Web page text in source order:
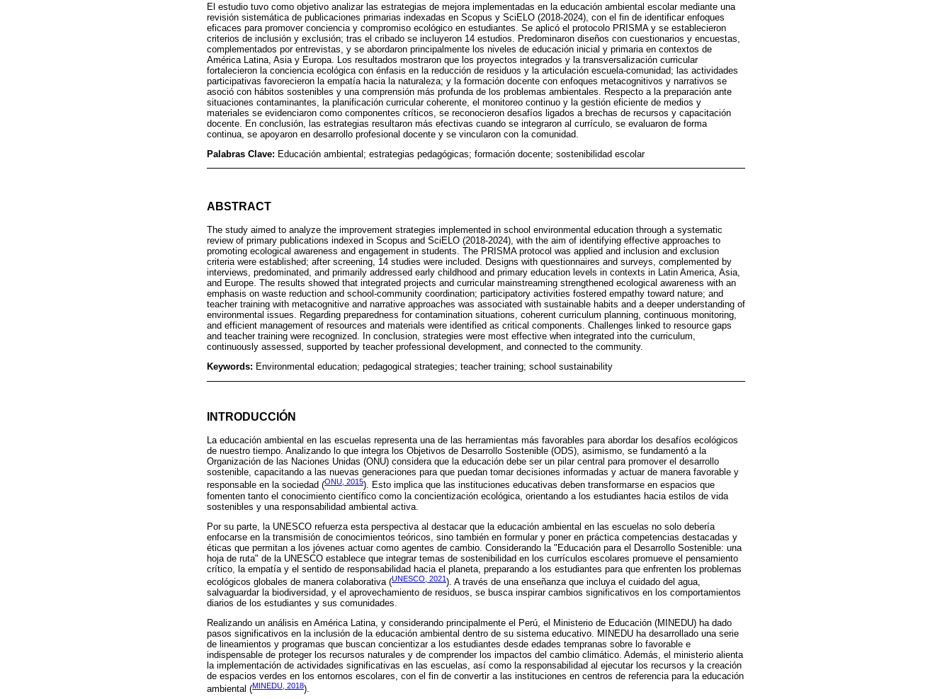
El estudio tuvo como objetivo analizar las estrategias de mejora implementadas en la educación ambiental escolar mediante una
revisión sistemática de publicaciones primarias indexadas en Scopus y SciELO (2018-2024), con el fin de identificar enfoques
eficaces para promover conciencia y compromiso ecológico en estudiantes. Se aplicó el protocolo PRISMA y se establecieron
criterios de inclusión y exclusión; tras el cribado se incluyeron 14 estudios. Predominaron diseños con cuestionarios y encuestas,
complementados por entrevistas, y se abordaron principalmente los niveles de educación inicial y primaria en contextos de
América Latina, Asia y Europa. Los resultados mostraron que los proyectos integrados y la transversalización curricular
fortalecieron la conciencia ecológica con énfasis en la reducción de residuos y la articulación escuela-comunidad; las actividades
participativas favorecieron la empatía hacia la naturaleza; y la formación docente con enfoques metacognitivos y narrativos se
asoció con hábitos sostenibles y una comprensión más profunda de los problemas ambientales. Respecto a la preparación ante
situaciones contaminantes, la planificación curricular coherente, el monitoreo continuo y la gestión eficiente de medios y
materiales se evidenciaron como componentes críticos, se reconocieron desafíos ligados a brechas de recursos y capacitación
docente. En conclusión, las estrategias resultaron más efectivas cuando se integraron al currículo, se evaluaron de forma
continua, se apoyaron en desarrollo profesional docente y se vincularon con la comunidad.
Palabras Clave: Educación ambiental; estrategias pedagógicas; formación docente; sostenibilidad escolar
ABSTRACT
The study aimed to analyze the improvement strategies implemented in school environmental education through a systematic
review of primary publications indexed in Scopus and SciELO (2018-2024), with the aim of identifying effective approaches to
promoting ecological awareness and engagement in students. The PRISMA protocol was applied and inclusion and exclusion
criteria were established; after screening, 14 studies were included. Designs with questionnaires and surveys, complemented by
interviews, predominated, and primarily addressed early childhood and primary education levels in contexts in Latin America, Asia,
and Europe. The results showed that integrated projects and curricular mainstreaming strengthened ecological awareness with an
emphasis on waste reduction and school-community coordination; participatory activities fostered empathy toward nature; and
teacher training with metacognitive and narrative approaches was associated with sustainable habits and a deeper understanding of
environmental issues. Regarding preparedness for contamination situations, coherent curriculum planning, continuous monitoring,
and efficient management of resources and materials were identified as critical components. Challenges linked to resource gaps
and teacher training were recognized. In conclusion, strategies were most effective when integrated into the curriculum,
continuously assessed, supported by teacher professional development, and connected to the community.
Keywords: Environmental education; pedagogical strategies; teacher training; school sustainability
INTRODUCCIÓN
La educación ambiental en las escuelas representa una de las herramientas más favorables para abordar los desafíos ecológicos
de nuestro tiempo. Analizando lo que integra los Objetivos de Desarrollo Sostenible (ODS), asimismo, se fundamentó a la
Organización de las Naciones Unidas (ONU) considera que la educación debe ser un pilar central para promover el desarrollo
sostenible, capacitando a las nuevas generaciones para que puedan tomar decisiones informadas y actuar de manera favorable y
responsable en la sociedad (ONU, 2015). Esto implica que las instituciones educativas deben transformarse en espacios que
fomenten tanto el conocimiento científico como la concientización ecológica, orientando a los estudiantes hacia estilos de vida
sostenibles y una responsabilidad ambiental activa.
Por su parte, la UNESCO refuerza esta perspectiva al destacar que la educación ambiental en las escuelas no solo debería
enfocarse en la transmisión de conocimientos teóricos, sino también en formular y poner en práctica competencias destacadas y
éticas que permitan a los jóvenes actuar como agentes de cambio. Considerando la "Educación para el Desarrollo Sostenible: una
hoja de ruta" de la UNESCO establece que integrar temas de sostenibilidad en los currículos escolares promueve el pensamiento
crítico, la empatía y el sentido de responsabilidad hacia el planeta, preparando a los estudiantes para que enfrenten los problemas
ecológicos globales de manera colaborativa (UNESCO, 2021). A través de una enseñanza que incluya el cuidado del agua,
salvaguardar la biodiversidad, y el aprovechamiento de residuos, se busca inspirar cambios significativos en los comportamientos
diarios de los estudiantes y sus comunidades.
Realizando un análisis en América Latina, y considerando principalmente el Perú, el Ministerio de Educación (MINEDU) ha dado
pasos significativos en la inclusión de la educación ambiental dentro de su sistema educativo. MINEDU ha desarrollado una serie
de lineamientos y programas que buscan concientizar a los estudiantes desde edades tempranas sobre lo favorable e
indispensable de proteger los recursos naturales y de comprender los impactos del cambio climático. Además, el ministerio alienta
la implementación de actividades significativas en las escuelas, así como la responsabilidad al ejecutar los recursos y la creación
de espacios verdes en los entornos escolares, con el fin de convertir a las instituciones en centros de referencia para la educación
ambiental (MINEDU, 2018).